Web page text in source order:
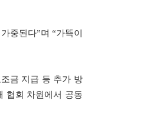
중된다”며 “가뜩이
금 지급 등 추가 방
협회 차원에서 공동